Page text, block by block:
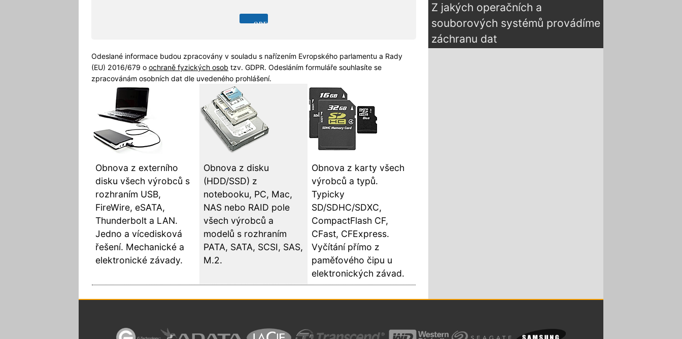
Odeslané informace budou zpracovány v souladu s nařízením Evropského parlamentu a Rady
(EU) 2016/679 o ochraně fyzických osob tzv. GDPR. Odesláním formuláře souhlasíte se
zpracovánám osobních dat dle uvedeného prohlášení.
Obnova z externího
disku všech výrobců s
rozhraním USB,
FireWire, eSATA,
Thunderbolt a LAN.
Jedno a vícedisková
řešení. Mechanické a
elektronické závady.
Obnova z disku
(HDD/SSD) z
notebooku, PC, Mac,
NAS nebo RAID pole
všech výrobců a
modelů s rozhraním
PATA, SATA, SCSI, SAS,
M.2.
Obnova z karty všech
výrobců a typů.
Typicky
SD/SDHC/SDXC,
CompactFlash CF,
CFast, CFExpress.
Vyčítání přímo z
paměťového čipu u
elektronických závad.
Z jakých operačních a
souborových systémů provádíme
záchranu dat